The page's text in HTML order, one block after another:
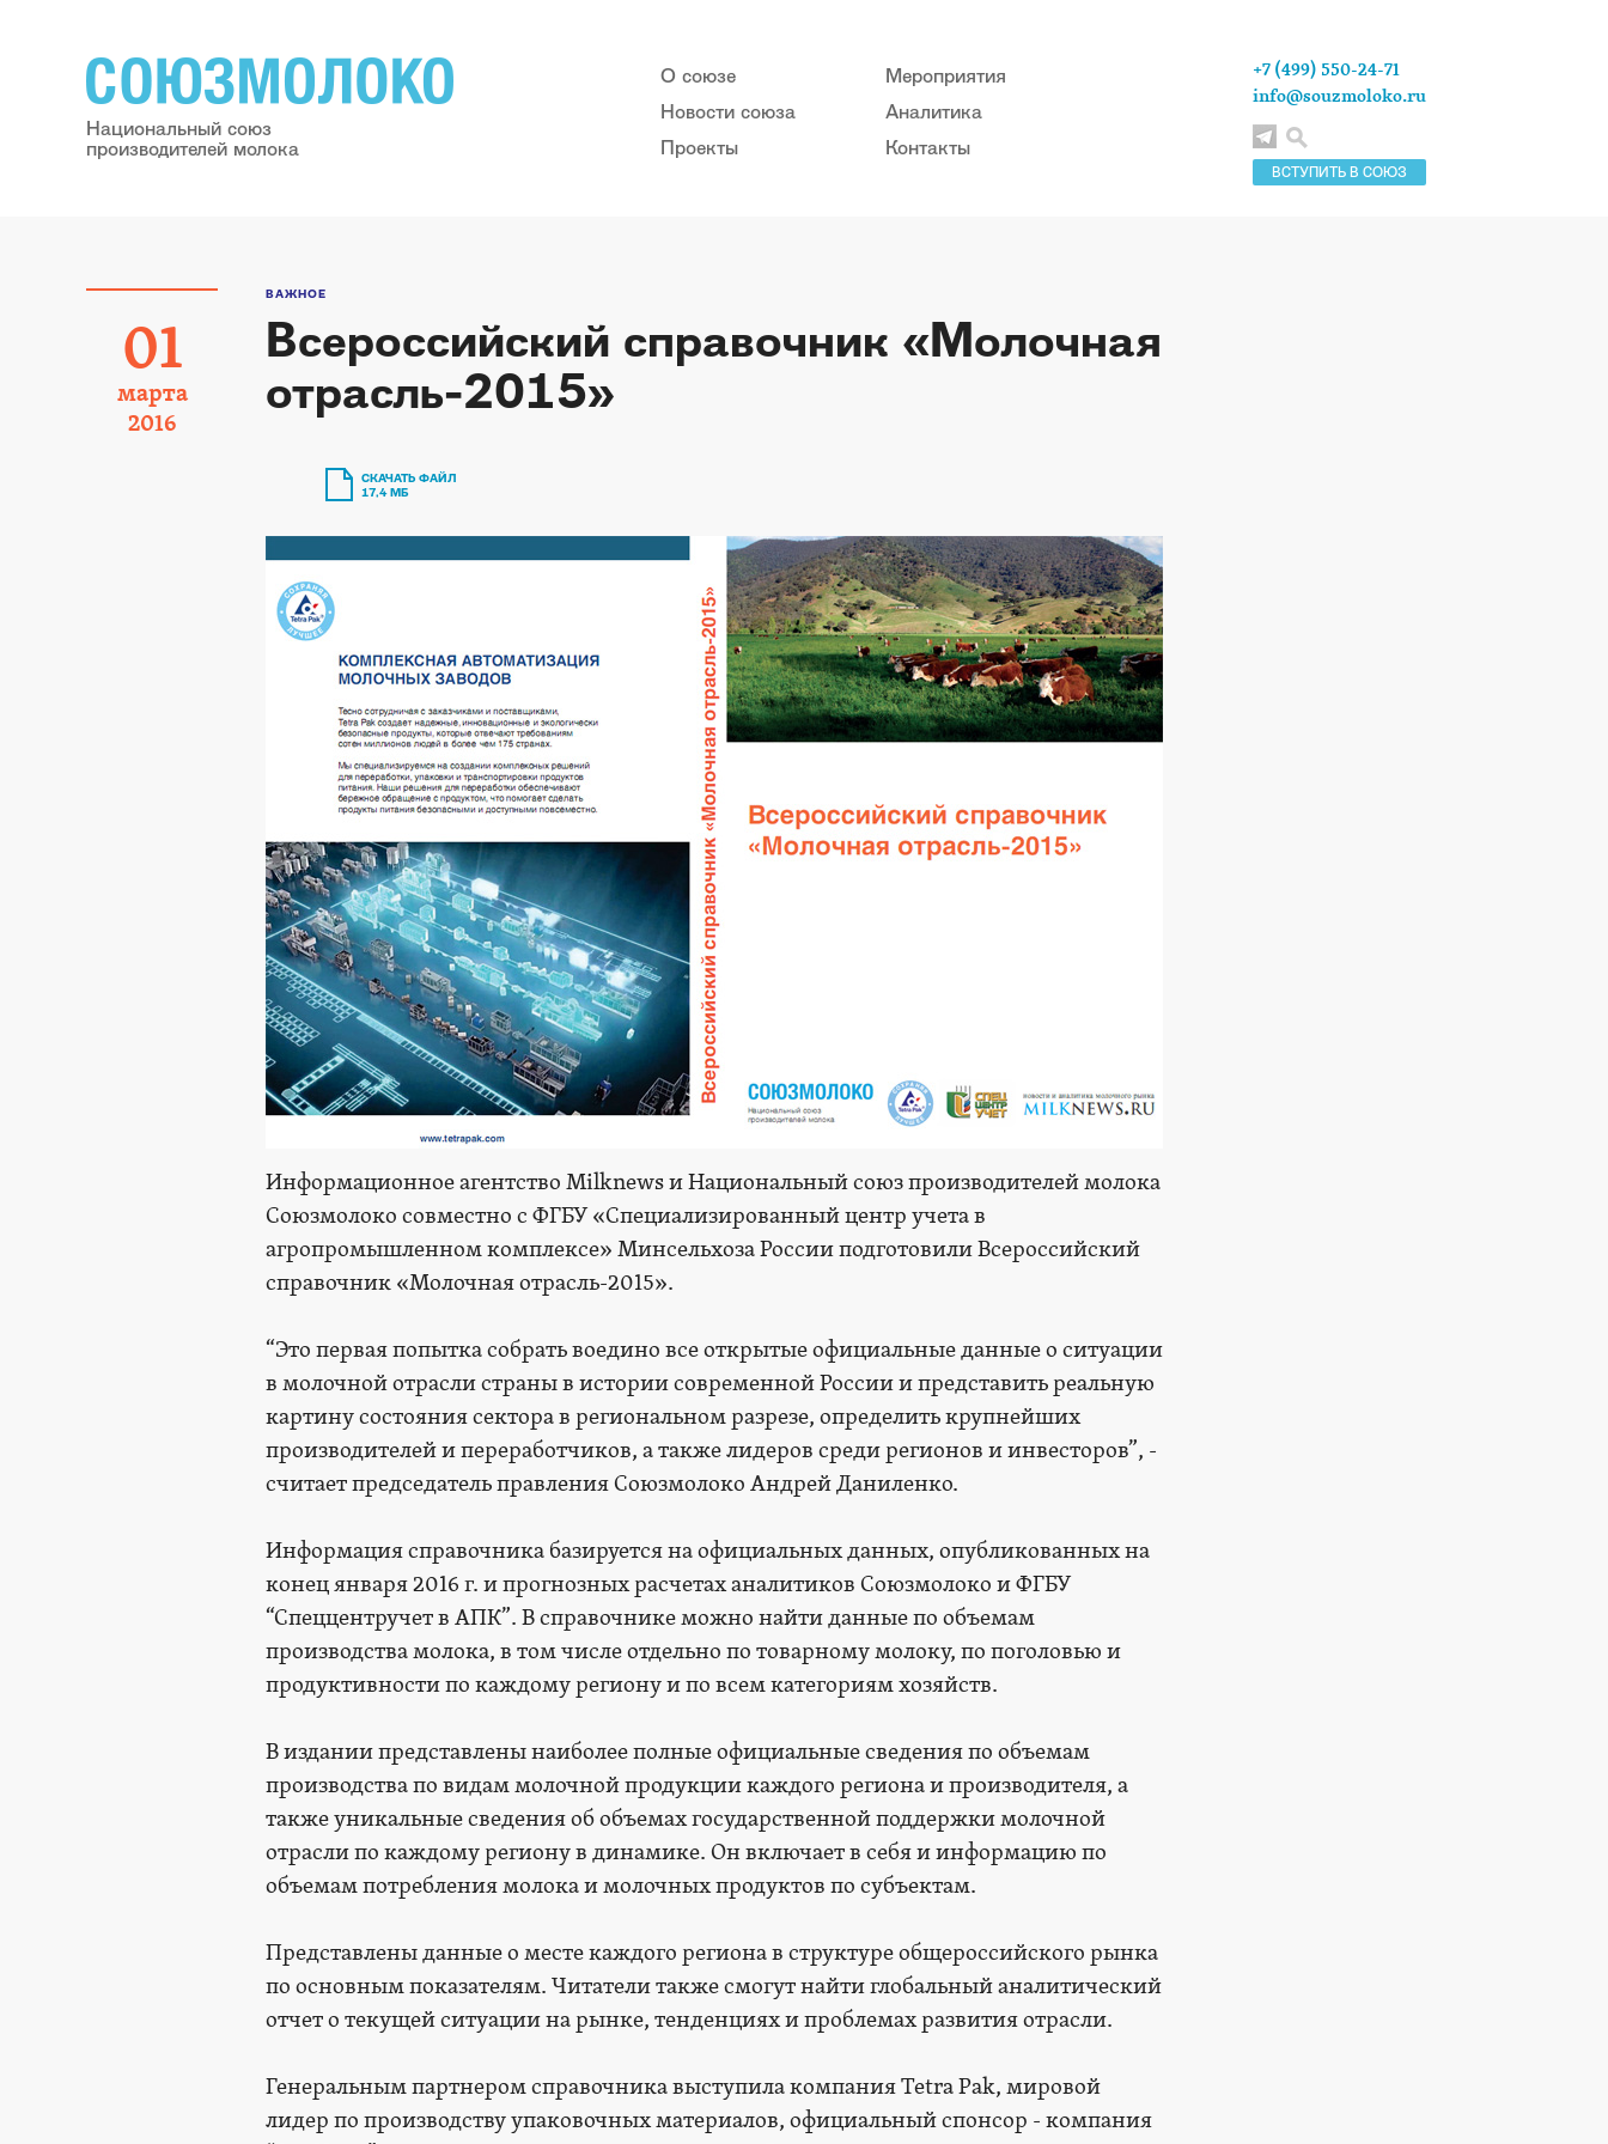
Национальный союз
производителей молока
О союзе
Новости союза
Проекты
Мероприятия
Аналитика
Контакты
ВСТУПИТЬ В СОЮЗ
+7 (499) 550-24-71
info@souzmoloko.ru
01
марта
2016
ВАЖНОЕ
Всероссийский справочник «Молочная
отрасль-2015»
СКАЧАТЬ ФАЙЛ
17,4 МБ
Информационное агентство Milknews и Национальный союз производителей молока
Союзмолоко совместно с ФГБУ «Специализированный центр учета в
агропромышленном комплексе» Минсельхоза России подготовили Всероссийский
справочник «Молочная отрасль-2015».
“Это первая попытка собрать воедино все открытые официальные данные о ситуации
в молочной отрасли страны в истории современной России и представить реальную
картину состояния сектора в региональном разрезе, определить крупнейших
производителей и переработчиков, а также лидеров среди регионов и инвесторов”, -
считает председатель правления Союзмолоко Андрей Даниленко.
Информация справочника базируется на официальных данных, опубликованных на
конец января 2016 г. и прогнозных расчетах аналитиков Союзмолоко и ФГБУ
“Спеццентручет в АПК”. В справочнике можно найти данные по объемам
производства молока, в том числе отдельно по товарному молоку, по поголовью и
продуктивности по каждому региону и по всем категориям хозяйств.
В издании представлены наиболее полные официальные сведения по объемам
производства по видам молочной продукции каждого региона и производителя, а
также уникальные сведения об объемах государственной поддержки молочной
отрасли по каждому региону в динамике. Он включает в себя и информацию по
объемам потребления молока и молочных продуктов по субъектам.
Представлены данные о месте каждого региона в структуре общероссийского рынка
по основным показателям. Читатели также смогут найти глобальный аналитический
отчет о текущей ситуации на рынке, тенденциях и проблемах развития отрасли.
Генеральным партнером справочника выступила компания Tetra Pak, мировой
лидер по производству упаковочных материалов, официальный спонсор - компания